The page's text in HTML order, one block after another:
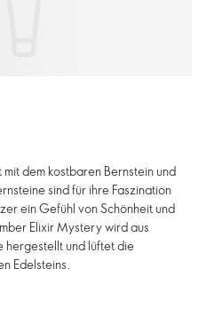
dem kostbaren Bernstein und
sind für ihre Faszination
ein Gefühl von Schönheit und
Elixir Mystery wird aus
hergestellt und lüftet die
Edelsteins.